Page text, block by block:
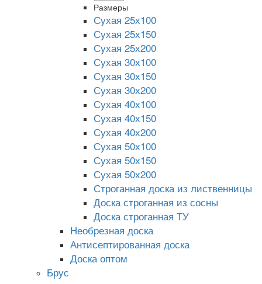
Размеры
Сухая 25х100
Сухая 25х150
Сухая 25х200
Сухая 30х100
Сухая 30х150
Сухая 30х200
Сухая 40х100
Сухая 40х150
Сухая 40х200
Сухая 50х100
Сухая 50х150
Сухая 50х200
Строганная доска из лиственницы
Доска строганная из сосны
Доска строганная ТУ
Необрезная доска
Антисептированная доска
Доска оптом
Брус